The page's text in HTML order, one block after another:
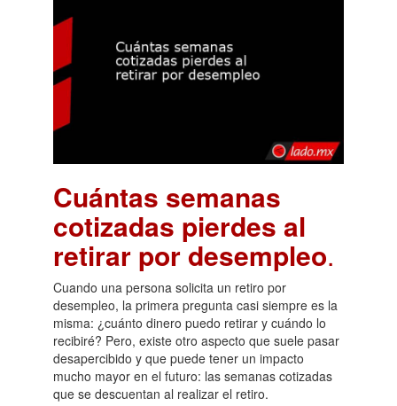
Cuántas semanas
cotizadas pierdes al
retirar por desempleo.
Cuando una persona solicita un retiro por
desempleo, la primera pregunta casi siempre es la
misma: ¿cuánto dinero puedo retirar y cuándo lo
recibiré? Pero, existe otro aspecto que suele pasar
desapercibido y que puede tener un impacto
mucho mayor en el futuro: las semanas cotizadas
que se descuentan al realizar el retiro.